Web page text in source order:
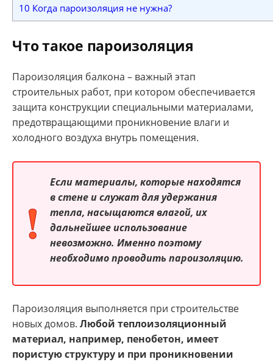
10 Когда пароизоляция не нужна?
Что такое пароизоляция
Пароизоляция балкона – важный этап
строительных работ, при котором обеспечивается
защита конструкции специальными материалами,
предотвращающими проникновение влаги и
холодного воздуха внутрь помещения.
Если материалы, которые находятся
в стене и служат для удержания
тепла, насыщаются влагой, их
дальнейшее использование
невозможно. Именно поэтому
необходимо проводить пароизоляцию.
Пароизоляция выполняется при строительстве
новых домов. Любой теплоизоляционный
материал, например, пенобетон, имеет
пористую структуру и при проникновении